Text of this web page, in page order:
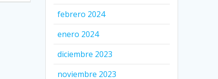
febrero 2024
enero 2024
diciembre 2023
noviembre 2023